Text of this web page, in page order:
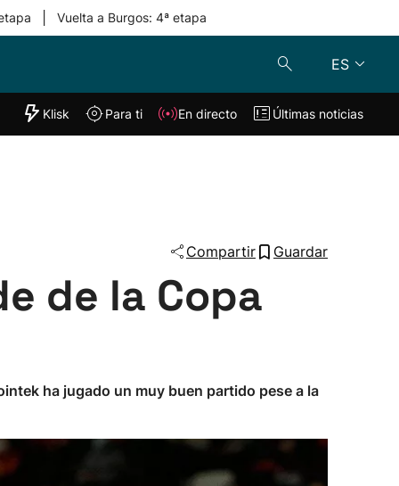
Vuelta a Burgos: 4ª etapa
ES
"Helmuga"
Klisk En directo
Klisk Para ti En directo Últimas noticias
Compartir Guardar
de la Copa
ha jugado un muy buen partido pese a la